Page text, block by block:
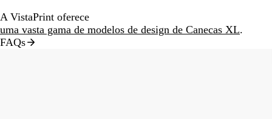
A VistaPrint oferece
uma vasta gama de modelos de design de Canecas XL.
FAQs